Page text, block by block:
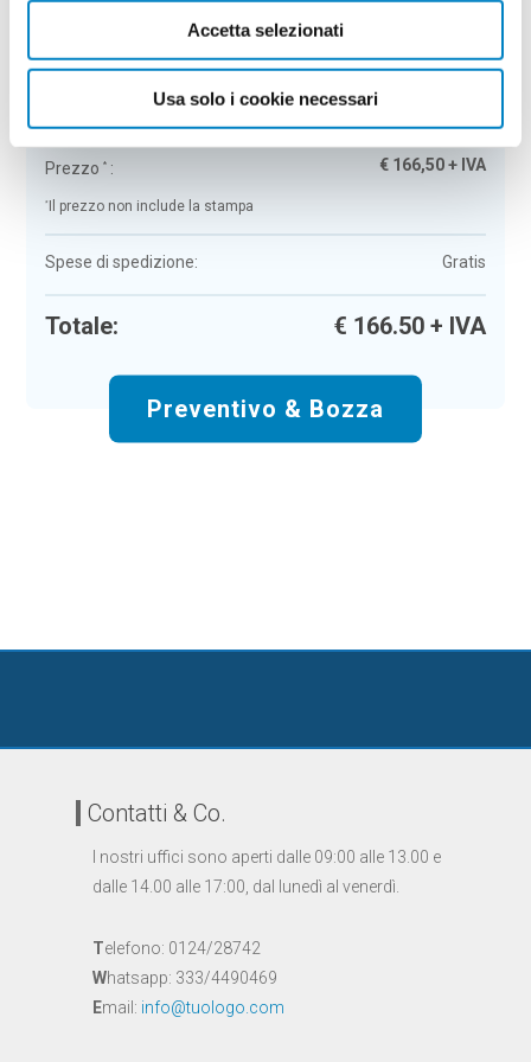
Accetta selezionati
Usa solo i cookie necessari
Tempi di consegna:10 gg lavorativi
Prezzo* : € 166,50+ IVA
* Il prezzo non include la stampa
Spese di spedizione: Gratis
Totale: € 166.50+ IVA
Preventivo & Bozza
Contatti & Co.
I nostri uffici sono aperti dalle 09:00 alle 13.00 e
dalle 14.00 alle 17:00, dal lunedì al venerdì.
Telefono: 0124/28742
Whatsapp: 333/4490469
Email: info@tuologo.com